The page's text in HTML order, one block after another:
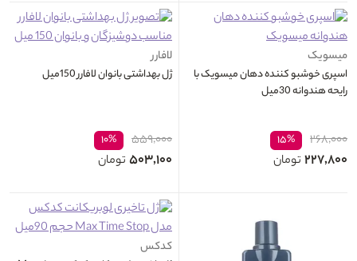
میسویک
اسپری خوشبو کننده دهان میسویک با
رایحه هندوانه 30میل
۲۶۸,۰۰۰ ۱۵%
۲۲۷,۸۰۰ تومان
لافارر
ژل بهداشتی بانوان لافارر 150میل
۵۵۹,۰۰۰ ۱۰%
۵۰۳,۱۰۰ تومان
کدکس